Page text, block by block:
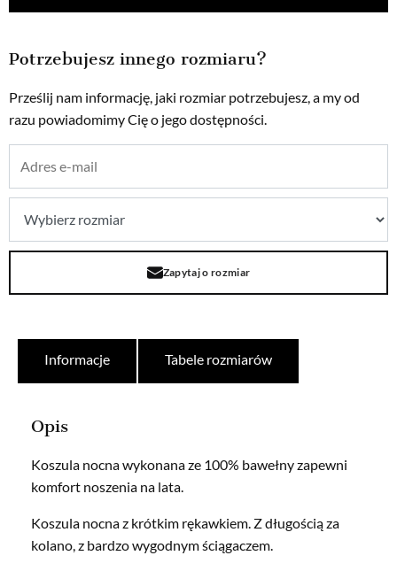
Potrzebujesz innego rozmiaru?
Prześlij nam informację, jaki rozmiar potrzebujesz, a my od
razu powiadomimy Cię o jego dostępności.
Zapytaj o rozmiar
Informacje Tabele rozmiarów
Opis
Koszula nocna wykonana ze 100% bawełny zapewni
komfort noszenia na lata.
Koszula nocna z krótkim rękawkiem. Z długością za
kolano, z bardzo wygodnym ściągaczem.